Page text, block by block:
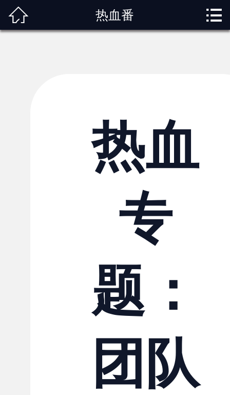
角色图鉴
榜单排行
投稿交流
 热血番 
热血
专
题：
团队